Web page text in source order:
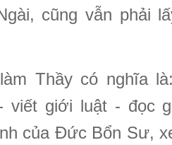
cũng vẫn phải
Thầy có nghĩa
viết giới luật - đọc
của Đức Bổn Sư,